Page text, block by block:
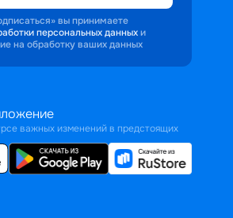
вы принимаете
персональных данных и
на обработку ваших данных
важных изменений в предстоящих